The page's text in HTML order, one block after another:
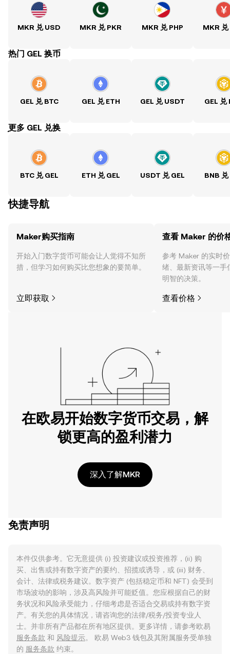
MKR 兑 USD MKR 兑 PKR MKR 兑 PHP MKR 兑
热门 GEL 换币
GEL 兑 BTC GEL 兑 ETH GEL 兑 USDT GEL 兑
ִִִִִִִִִִִִִִִִִִִִִִִִִִִִִִִִִִִִִִִִִִִִִִִִ更多 GEL 兑换
BTC 兑 GEL ETH 兑 GEL USDT 兑 GEL BNB 兑
快捷导航
Maker购买指南
开始入门数字货币可能会让人觉得不知所
措，但学习如何购买比您想象的要简单。
立即获取
查看 Maker 的价
参考 Maker 的实时
绪、最新资讯等一手
明智的决策。
查看价格
在欧易开始数字货币交易，解
锁更高的盈利潜力
深入了解MKR
免责声明
本件仅供参考。它无意提供 (i) 投资建议或投资推荐，(ii) 购
买、出售或持有数字资产的要约、招揽或诱导，或 (iii) 财务、
会计、法律或税务建议。数字资产 (包括稳定币和 NFT) 会受到
市场波动的影响，涉及高风险并可能贬值。您应根据自己的财
务状况和风险承受能力，仔细考虑是否适合交易或持有数字资
产。有关您的具体情况，请咨询您的法律/税务/投资专业人
士。并非所有产品都在所有地区提供。更多详情，请参考欧易
服务条款 和 风险提示。 欧易 Web3 钱包及其附属服务受单独
的 服务条款 约束。